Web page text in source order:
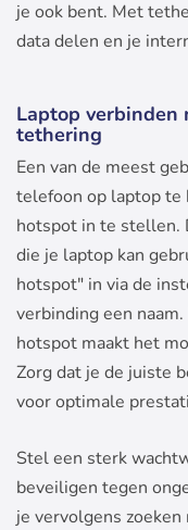
je ook bent. Met
data delen en je
Laptop
tethering
Een van de meest
telefoon op laptop te
hotspot in te stellen.
die je laptop kan
hotspot" in via de
verbinding een
hotspot maakt het
Zorg dat je de juiste
voor optimale
Stel een sterk
beveiligen tegen
je vervolgens